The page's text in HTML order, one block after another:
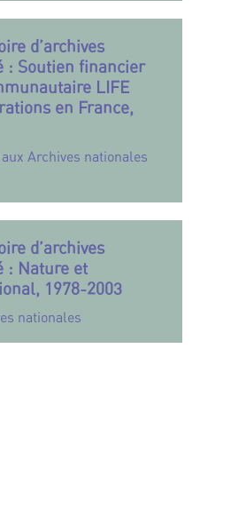
d’archives
: Soutien financier
LIFE
en France,
Archives nationales
d’archives
: Nature et
1978-2003
nationales